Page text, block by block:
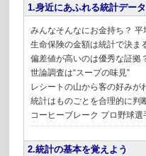
1.身近にあふれる統計データ
みんなそんなにお金持ち？ 平
生命保険の金額は統計で決ま
偏差値が高いのは優秀な証拠
世論調査は“スープの味見”
レシートの山から客の好みが
統計はものごとを合理的に判
コーヒーブレーク プロ野球
2.統計の基本を覚えよう